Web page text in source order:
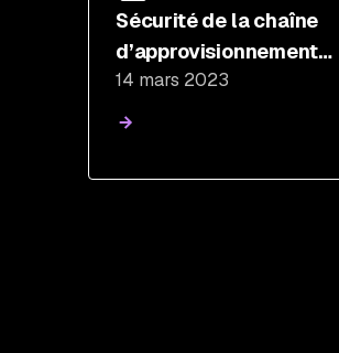
Sécurité de la chaîne
d’approvisionnement
logicielle
14 mars 2023